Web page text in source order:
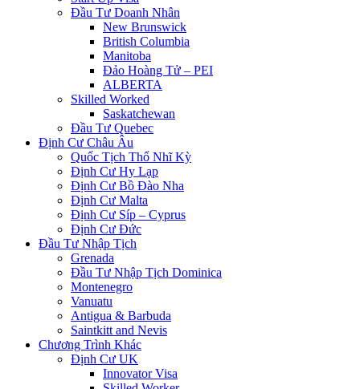
Đầu Tư Doanh Nhân
New Brunswick
British Columbia
Manitoba
Đảo Hoàng Tử – PEI
ALBERTA
Skilled Worked
Saskatchewan
Đầu Tư Quebec
Định Cư Châu Âu
Quốc Tịch Thổ Nhĩ Kỳ
Định Cư Hy Lạp
Định Cư Bồ Đào Nha
Định Cư Malta
Định Cư Síp – Cyprus
Định Cư Đức
Đầu Tư Nhập Tịch
Grenada
Đầu Tư Nhập Tịch Dominica
Montenegro
Vanuatu
Antigua & Barbuda
Saintkitt and Nevis
Chương Trình Khác
Định Cư UK
Innovator Visa